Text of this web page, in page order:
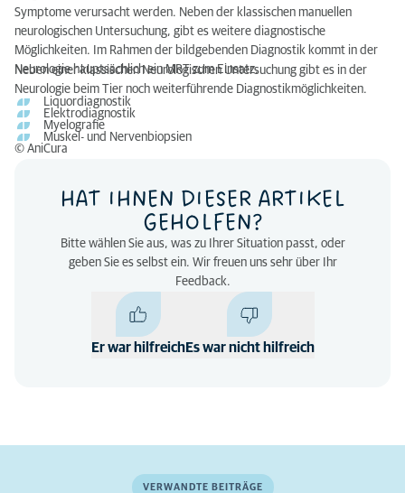
Symptome verursacht werden. Neben der klassischen manuellen
neurologischen Untersuchung, gibt es weitere diagnostische
Möglichkeiten. Im Rahmen der bildgebenden Diagnostik kommt in der
Neurologie hauptsächlich ein MRT zum Einsatz.
Neben einer klassischen Neurologischen Untersuchung gibt es in der
Neurologie beim Tier noch weiterführende Diagnostikmöglichkeiten.
Liquordiagnostik
Elektrodiagnostik
Myelografie
Muskel- und Nervenbiopsien
© AniCura
HAT IHNEN DIESER ARTIKEL
GEHOLFEN?
Bitte wählen Sie aus, was zu Ihrer Situation passt, oder
geben Sie es selbst ein. Wir freuen uns sehr über Ihr
Feedback.
Er war hilfreichEs war nicht hilfreich
VERWANDTE BEITRÄGE